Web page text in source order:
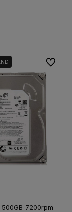
500GB 7200rpm
Zu